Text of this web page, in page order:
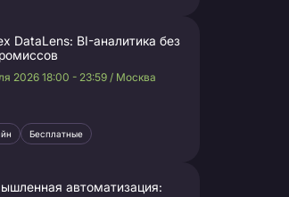
DataLens: BI-аналитика без
2026 18:00 - 23:59 / Москва
Бесплатные
автоматизация: